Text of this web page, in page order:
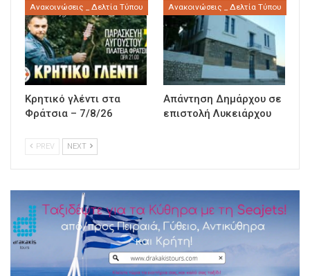
Ανακοινώσεις _ Δελτία Τύπου
Κρητικό γλέντι στα
Φράτσια – 7/8/26
Ανακοινώσεις _ Δελτία Τύπου
Απάντηση Δημάρχου σε
επιστολή Λυκειάρχου
PREV NEXT